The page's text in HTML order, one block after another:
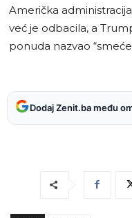
Američka
već je odbacila, a
ponuda nazvao
Dodaj Zenit.ba među